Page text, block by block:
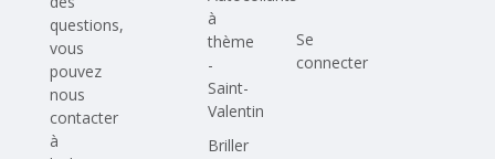
questions,
vous
pouvez
nous
contacter
à
à
thème
-
Saint-
Valentin
Briller
Se
connecter